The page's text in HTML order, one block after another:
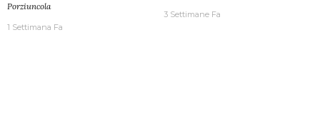
Porziuncola
1 Settimana Fa
3 Settimane Fa